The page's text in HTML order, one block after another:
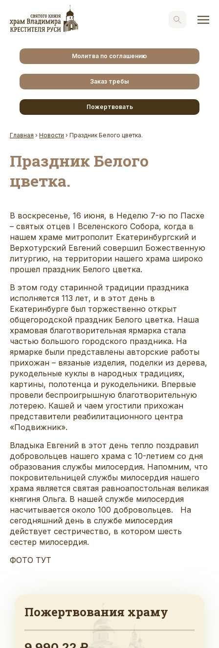
Молитва по соглашению
Заказ требы
Пожертвовать
Главная › Новости › Праздник Белого цветка.
Праздник Белого
цветка.
В воскресенье, 16 июня, в Неделю 7-ю по Пасхе
– святых отцев I Вселенского Собора, когда в
нашем храме митрополит Екатеринбургский и
Верхотурский Евгений совершил Божественную
литургию, на территории нашего храма широко
прошел праздник Белого цветка.
В этом году старинной традиции праздника
исполняется 113 лет, и в этот день в
Екатеринбурге был торжественно открыт
общегородской праздник Белого цветка. Наша
храмовая благотворительная ярмарка стала
частью большого городского праздника. На
ярмарке были представлены авторские работы
прихожан – вязаные изделия, поделки из дерева,
рукодельные куклы в народных традициях,
картины, полотенца и рукодельники. Впервые
провели беспроигрышную благотворительную
лотерею. Кашей и чаем угостили прихожан
представители реабилитационного центра
«Подвижник».
Владыка Евгений в этот день тепло поздравил
добровольцев нашего храма с 10-летием со дня
образования службы милосердия. Напомним, что
покровительницей службы милосердия нашего
храма является святая равноапостольная великая
княгиня Ольга. В нашей службе милосердия
насчитывается около 100 добровольцев. На
сегодняшний день в службе милосердия
действует сестричество, в котором шесть
сестер милосердия.
ФОТО ТУТ
Пожертвования храму